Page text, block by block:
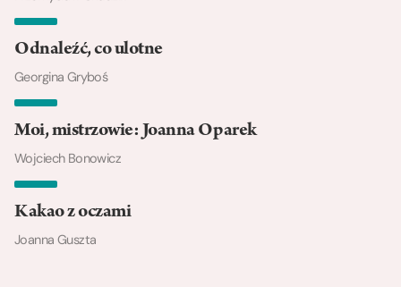
Odnaleźć, co ulotne
Georgina Gryboś
Moi, mistrzowie: Joanna Oparek
Wojciech Bonowicz
Kakao z oczami
Joanna Guszta